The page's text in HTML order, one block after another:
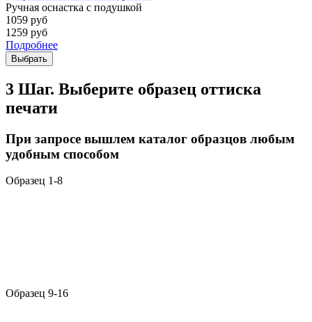
Ручная оснастка с подушкой
1059 руб
1259 руб
Подробнее
Выбрать
3 Шаг. Выберите образец оттиска
печати
При запросе вышлем каталог образцов любым
удобным способом
Образец 1-8
Образец 9-16